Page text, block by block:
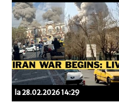
la 28.02.2026 14:29